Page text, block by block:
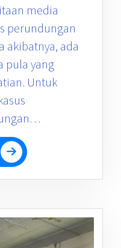
media
perundungan
akibatnya, ada
pula yang
Untuk